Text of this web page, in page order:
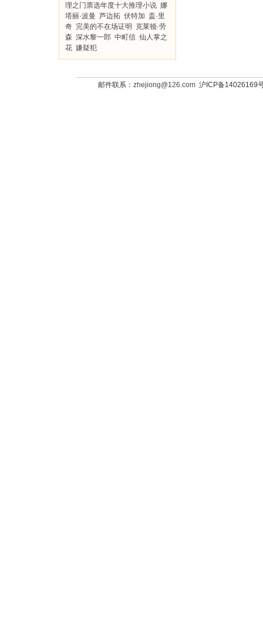
理之门票选年度十大推理小说 娜
塔丽·波曼 芦边拓 伏特加 盖·里
奇 完美的不在场证明
克莱顿·劳
森 深水黎一郎 中町信 仙人掌之
花 嫌疑犯
邮件联系： zhejiong@126.com沪ICP备14026169